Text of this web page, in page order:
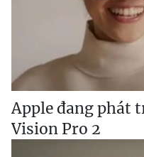
Apple đang phát
Vision Pro 2